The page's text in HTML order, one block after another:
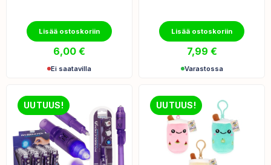
Lisää ostoskoriin
6,00 €
Ei saatavilla
Lisää ostoskoriin
7,99 €
Varastossa
UUTUUS! UUTUUS!